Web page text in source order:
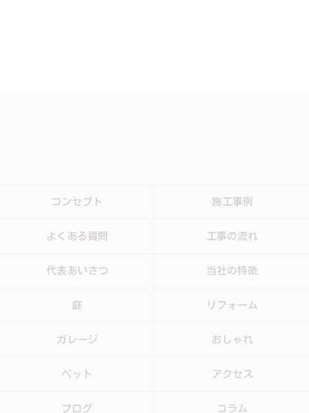
コンセプト 施工事例
よくある質問 工事の流れ
代表あいさつ 当社の特徴
庭 リフォーム
ガレージ おしゃれ
ペット アクセス
ブログ コラム